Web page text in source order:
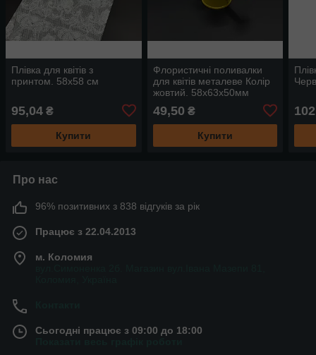
Плівка для квітів з
принтом. 58х58 см
95,04 ₴
Купити
Флористичні поливалки
для квітів металеве Колір
жовтий. 58х63х50мм
49,50 ₴
Купити
Про нас
96% позитивних з 838 відгуків за рік
Працює з 22.04.2013
м. Коломия
Сьогодні працює з 09:00 до 18:00